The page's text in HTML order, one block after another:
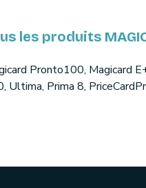
les produits
Pronto100, Magicard
Ultima, Prima 8,